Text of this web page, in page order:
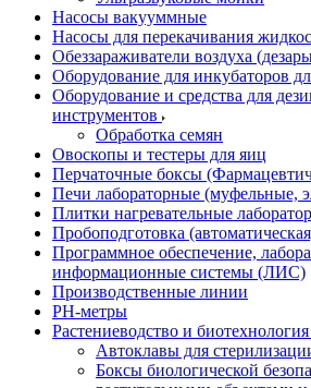
Насосы вакууммные
Насосы для перекачивания
Обеззараживатели воздуха
Оборудование для инкубаторов
Оборудование и средства для
инструментов
Обработка семян
Овоскопы и тестеры для яиц
Перчаточные боксы
Печи лабораторные (муфельные,
Плитки нагревательные
Пробоподготовка
Программное обеспечение,
информационные системы (ЛИС)
Производственные линии
РH-метры
Растениеводство и биотехнология
Автоклавы для
Боксы биологической